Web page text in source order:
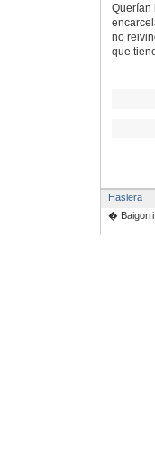
Querían
no
que
Hasiera
� Baigorri